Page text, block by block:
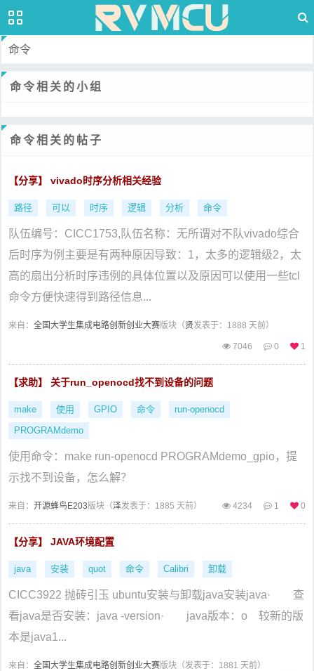
命令
命令相关的小组
命令相关的帖子
【分享】 vivado时序分析相关经验
路径 可以 时序 逻辑 分析 命令
队伍编号：CICC1753,队伍名称：无所谓对不队vivado综合
后时序为例主要是有两种原因导致：1，太多的逻辑级2，太
高的扇出分析时序违例的具体位置以及原因可以使用一些tcl
命令方便快速得到路径信息...
来自： 全国大学生集成电路创新创业大赛版块（贤发表于：1888 天前）
7046 0 1
【求助】 关于run_openocd找不到设备的问题
make 使用 GPIO 命令
run-openocd
PROGRAMdemo
使用命令：make run-openocd PROGRAMdemo_gpio，提
示找不到设备，怎么解？
来自： 开源蜂鸟E203版块（泽发表于：1885 天前） 4234 1 0
【分享】 JAVA环境配置
java 安装 quot 命令 Calibri 卸载
CICC3922 抛砖引玉 ubuntu安装与卸载java安装java· 查
看java是否安装：java -version· java版本：o 较新的版
本是java1...
来自： 全国大学生集成电路创新创业大赛版块（发表于：1881 天前）